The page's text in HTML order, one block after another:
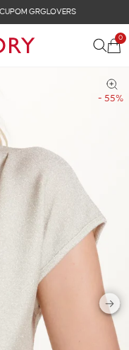
NAS COMPRAS ACIMA DE
0
- 55%